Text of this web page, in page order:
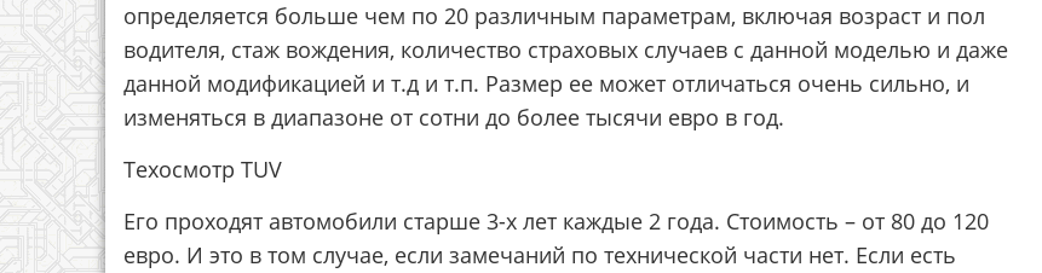
определяется больше чем по 20 различным параметрам, включая возраст и пол
водителя, стаж вождения, количество страховых случаев с данной моделью и даже
данной модификацией и т.д и т.п. Размер ее может отличаться очень сильно, и
изменяться в диапазоне от сотни до более тысячи евро в год.
Техосмотр TUV
Его проходят автомобили старше 3-х лет каждые 2 года. Стоимость – от 80 до 120
евро. И это в том случае, если замечаний по технической части нет. Если есть